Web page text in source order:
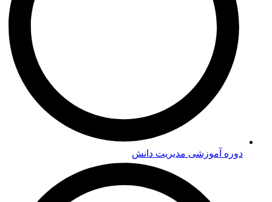
دوره‌ آموزشی مدیریت دانش